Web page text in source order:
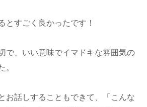
とすごく良かったです！
で、いい意味でイマドキな雰囲気の
。
お話しすることもできて、「こんな